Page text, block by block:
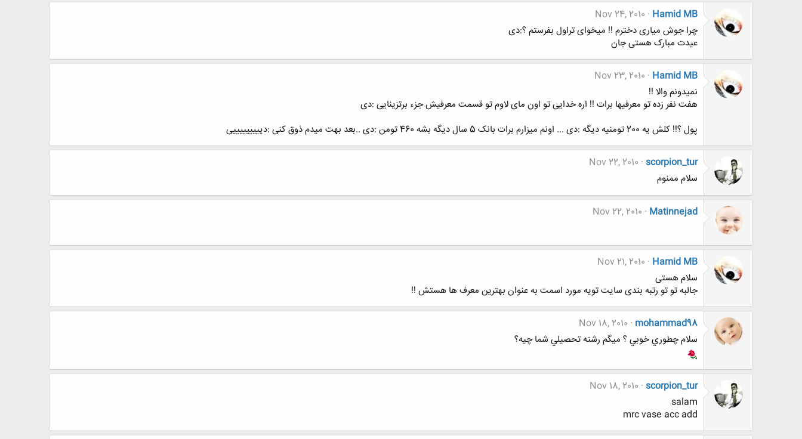
Hamid MB
Nov 24, 2010
چرا جوش میاری دخترم !! میخوای تراول بفرستم ؟:دی
عیدت مبارک هستی جان
Hamid MB
Nov 23, 2010
نمیدونم والا !!
هفت نفر زده تو معرفیها برات !! اره خدایی تو اون مای لاوم تو قسمت معرفیش جزء برتزینایی :دی
پول ؟!! کلش یه 200 تومنیه دیگه :دی ... اونم میزارم برات بانک 5 سال دیگه بشه 460 تومن :دی ..بعد بهت میدم ذوق کنی :دیییییییییی
scorpion_tur
Nov 22, 2010
سلام ممنوم
Matinnejad
Nov 22, 2010
Hamid MB
Nov 21, 2010
سلام هستی
جالبه تو تو رتبه بندی سایت تویه مورد اسمت به عنوان بهترین معرف ها هستش !!
mohammad98
Nov 18, 2010
سلام چطوري خوبي ؟ ميگم رشته تحصيلي شما چيه؟
scorpion_tur
Nov 18, 2010
salam
mrc vase acc add